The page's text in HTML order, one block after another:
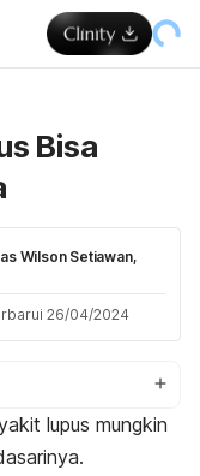
Bisa
Wilson Setiawan,
26/04/2024
lupus mungkin